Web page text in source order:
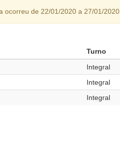
de 22/01/2020 a 27/01/2020.
Turno
Integral
Integral
Integral